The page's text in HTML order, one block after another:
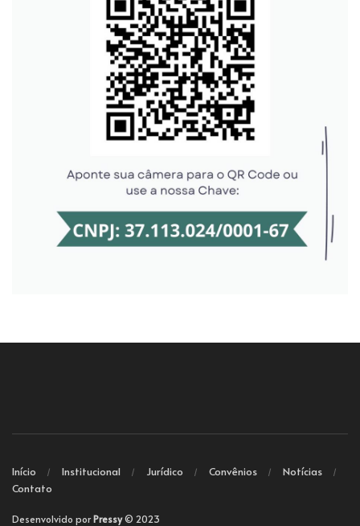
Início Institucional Jurídico Convênios
Notícias
Contato
Desenvolvido porPressy© 2023